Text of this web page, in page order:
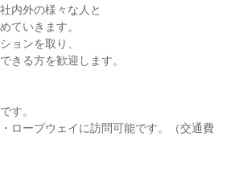
内外の様々な人と
ていきます。
ョンを取り、
きる方を歓迎します。
す。
ロープウェイに訪問可能です。（交通費